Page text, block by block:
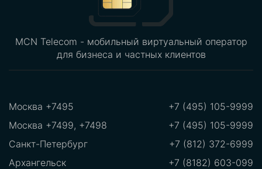
MCN Telecom - мобильный виртуальный оператор
для бизнеса и частных клиентов
Москва +7495
+7 (495) 105-9999
Москва +7499, +7498
+7 (495) 105-9999
Санкт-Петербург
+7 (812) 372-6999
Архангельск
+7 (8182) 603-099